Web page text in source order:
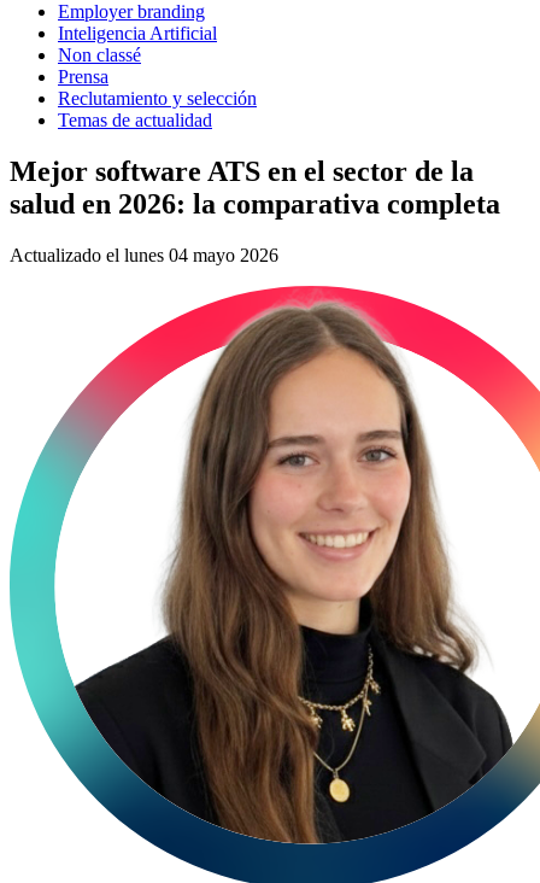
Employer branding
Inteligencia Artificial
Non classé
Prensa
Reclutamiento y selección
Temas de actualidad
Mejor software ATS en el sector de la
salud en 2026: la comparativa completa
Actualizado el lunes 04 mayo 2026